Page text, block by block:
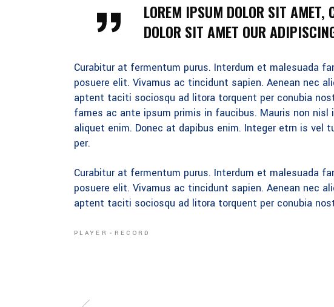
LOREM IPSUM DOLOR SIT AMET,
DOLOR SIT AMET OUR
Curabitur at fermentum purus. Interdum et malesuada
posuere elit. Vivamus ac tincidunt sapien. Aenean nec
aptent taciti sociosqu ad litora torquent per conubia
fames ac ante ipsum primis in faucibus. Mauris non
aliquet enim. Donec at dapibus enim. Integer etrn is
per.
Curabitur at fermentum purus. Interdum et malesuada
posuere elit. Vivamus ac tincidunt sapien. Aenean nec
aptent taciti sociosqu ad litora torquent per conubia
PLAYER RECORD